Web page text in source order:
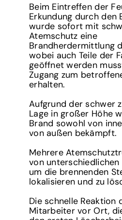
Beim Eintreffen der
Erkundung durch den
wurde sofort mit
Atemschutz eine
Brandherdermittlung
wobei auch Teile der
geöffnet werden
Zugang zum
erhalten.
Aufgrund der schwer
Lage in großer Höhe
Brand sowohl von
von außen bekämpft.
Mehrere
von unterschiedlichen
um die brennenden
lokalisieren und zu
Die schnelle Reaktion
Mitarbeiter vor Ort,